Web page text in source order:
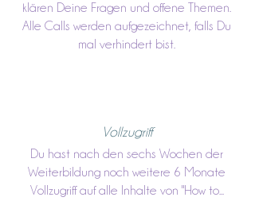
klären Deine Fragen und offene Themen.
Alle Calls werden aufgezeichnet, falls Du
mal verhindert bist.
Vollzugriff
Du hast nach den sechs Wochen der
Weiterbildung noch weitere 6 Monate
Vollzugriff auf alle Inhalte von "How to...